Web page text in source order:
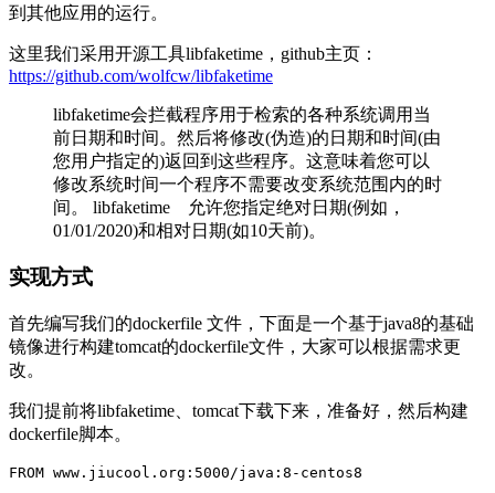
到其他应用的运行。
这里我们采用开源工具libfaketime，github主页：
https://github.com/wolfcw/libfaketime
libfaketime会拦截程序用于检索的各种系统调用当
前日期和时间。然后将修改(伪造)的日期和时间(由
您用户指定的)返回到这些程序。这意味着您可以
修改系统时间一个程序不需要改变系统范围内的时
间。 libfaketime 允许您指定绝对日期(例如，
01/01/2020)和相对日期(如10天前)。
实现方式
首先编写我们的dockerfile 文件，下面是一个基于java8的基础
镜像进行构建tomcat的dockerfile文件，大家可以根据需求更
改。
我们提前将libfaketime、tomcat下载下来，准备好，然后构建
dockerfile脚本。
FROM www.jiucool.org:5000/java:8-centos8